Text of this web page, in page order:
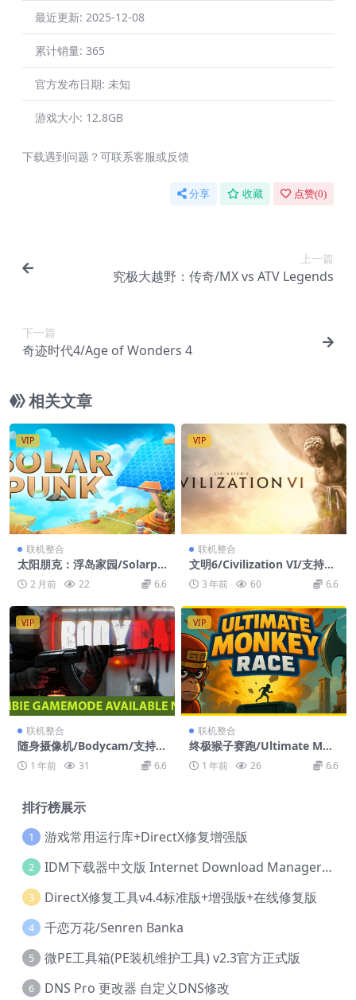
最近更新: 2025-12-08
累计销量: 365
官方发布日期: 未知
游戏大小: 12.8GB
下载遇到问题？可联系客服或反馈
分享 收藏 点赞(0)
上一篇
究极大越野：传奇/MX vs ATV Legends
下一篇
奇迹时代4/Age of Wonders 4
相关文章
VIP
联机整合
太阳朋克：浮岛家园/Solarpu
nk/支持网络联机
2 月前 22 6.6
VIP
联机整合
文明6/Civilization VI/支持网
络联机
3 年前 60 6.6
VIP
联机整合
随身摄像机/Bodycam/支持网
络联机
1 年前 31 6.6
VIP
联机整合
终极猴子赛跑/Ultimate Mon
key Race/支持网络联机
1 年前 26 6.6
排行榜展示
1 游戏常用运行库+DirectX修复增强版
2 IDM下载器中文版 Internet Download Manager v6.42.36 IDM
3 DirectX修复工具v4.4标准版+增强版+在线修复版
4 千恋万花/Senren Banka
5 微PE工具箱(PE装机维护工具) v2.3官方正式版
6 DNS Pro 更改器 自定义DNS修改